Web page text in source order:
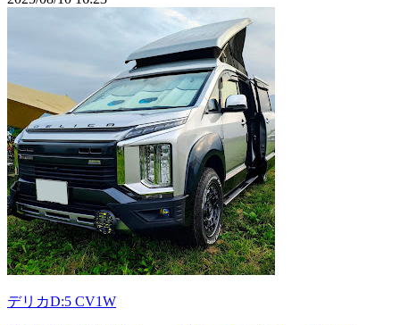
デリカD:5 CV1W